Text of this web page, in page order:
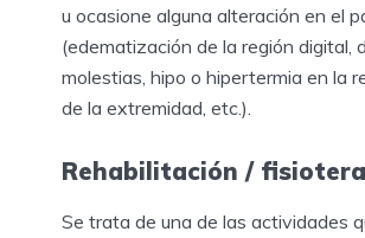
u ocasione alguna alteración en el
(edematización de la región digital,
molestias, hipo o hipertermia en la
de la extremidad, etc.).
Rehabilitación /
Se trata de una de las actividades